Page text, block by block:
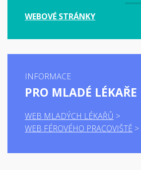
WEBOVÉ STRÁNKY
INFORMACE
PRO MLADÉ LÉKAŘE
WEB MLADÝCH LÉKAŘŮ
WEB FÉROVÉHO PRACOVIŠTĚ